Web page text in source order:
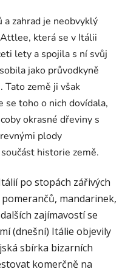
zahrad je neobvyklý
která se v Itálii
lety a spojila s ní svůj
jako průvodkyně
Tato země ji však
se toho o nich dovídala,
okrasné dřeviny s
plody
historie země.
po stopách zářivých
mandarinek,
zajímavostí se
(dnešní) Itálie objevily
sbírka bizarních
komerčně na